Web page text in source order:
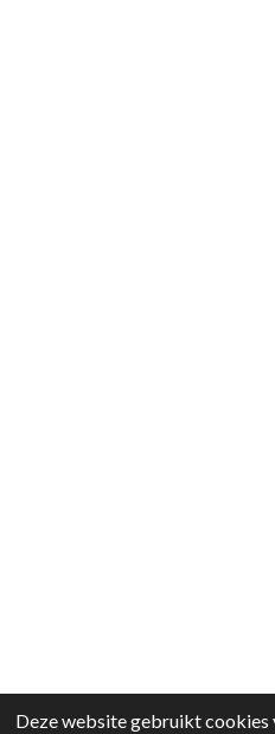
Deze website gebruikt cookies